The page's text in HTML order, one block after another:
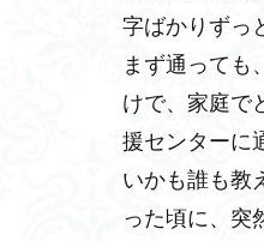
字ばかりずっ
まず通っても
けで、家庭で
援センターに
いかも誰も教
った頃に、突